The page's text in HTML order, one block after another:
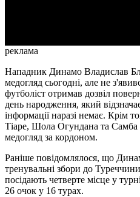
реклама
Нападник Динамо Владислав
медогляд сьогодні, але не
футболіст отримав дозвіл
день народження, який
інформації наразі немає. Крім
Тіаре, Шола Огундана та Самба
медогляд за кордоном.
Раніше повідомлялося, що
тренувальні збори до
посідають четверте місце у
26 очок у 16 турах.